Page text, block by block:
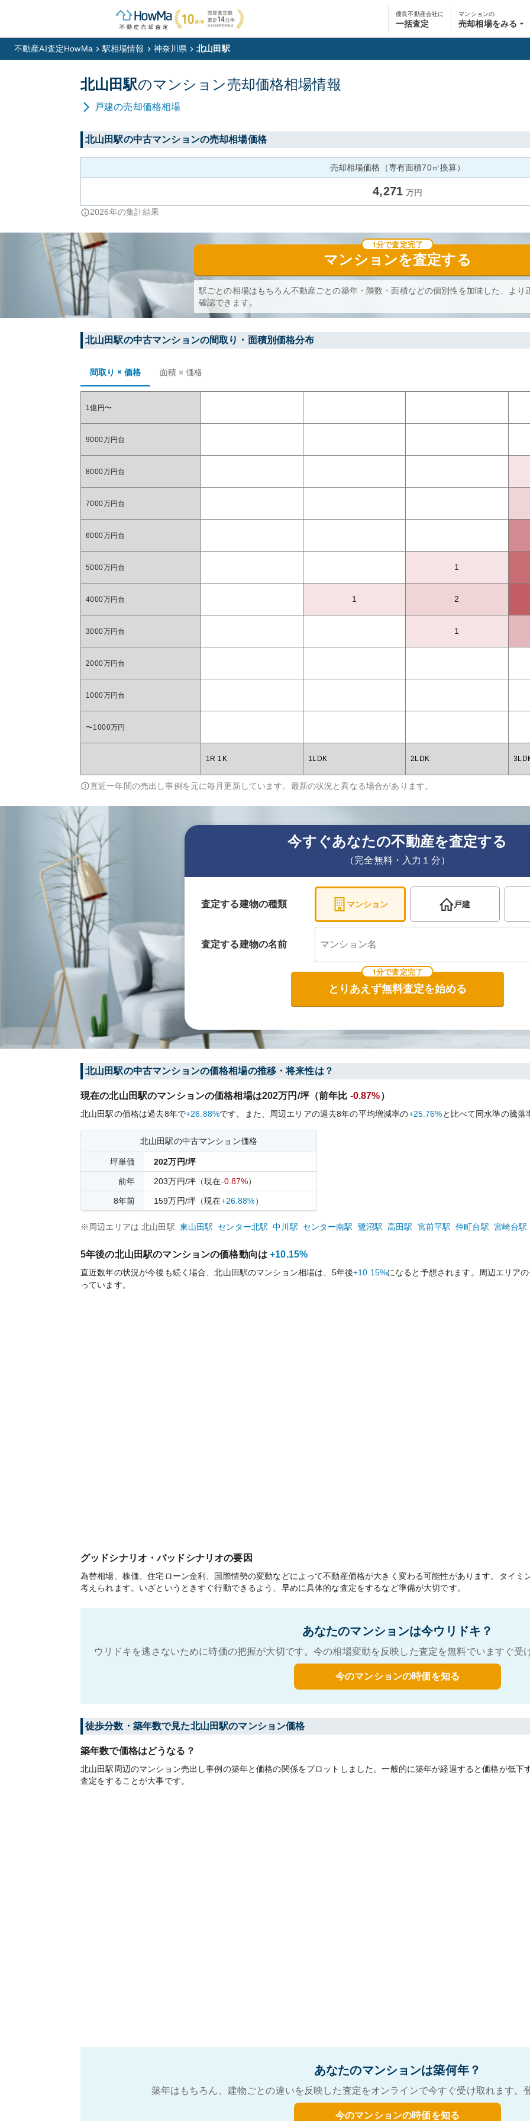
優良不動産会社に
一括査定
マンションの
売却相場をみる
不動産AI査定HowMa 駅相場情報 神奈川県 北山田駅
北山田駅のマンション売却価格相場情報
戸建の売却価格相場
北山田駅の中古マンションの売却相場価格
売却相場価格（専有面積70㎡換算）
4,271 万円
2026年の集計結果
マンションを査定する
1分で査定完了
駅ごとの相場はもちろん不動産ごとの築年・階数・面積などの個別性を加味した、より
確認できます。
北山田駅の中古マンションの間取り・面積別価格分布
間取り × 価格 面積 × 価格
1億円〜
9000万円台
8000万円台
7000万円台
6000万円台
5000万円台 1
4000万円台 1 2
3000万円台 1
2000万円台
1000万円台
〜1000万円
1R 1K 1LDK 2LDK
直近一年間の売出し事例を元に毎月更新しています。最新の状況と異なる場合があります。
今すぐあなたの不動産を査定する
（完全無料・入力１分）
査定する建物の種類 マンション 戸建
査定する建物の名前
1分で査定完了
とりあえず無料査定を始める
北山田駅の中古マンションの価格相場の推移・将来性は？
現在の北山田駅のマンションの価格相場は202万円/坪（前年比 -0.87%）
北山田駅の価格は過去8年で+26.88%です。 また、周辺エリアの過去8年の平均増減率の+25.76%と比べて同水準の騰落
北山田駅の中古マンション価格
坪単価 202万円/坪
前年 203万円/坪 （現在-0.87%）
8年前 159万円/坪 （現在+26.88%）
※周辺エリアは 北山田 駅 東山田駅 センター北駅 中川 駅 センター南駅 鷺沼駅 高田駅 宮前平駅 仲町台駅 宮崎台駅
5年後の北山田駅のマンションの価格動向は +10.15%
直近数年の状況が今後も続く場合、北山田駅のマンション相場は、5年後+10.15%になると予想されます。周辺エリア
っています。
グッドシナリオ・バッドシナリオの要因
為替相場、株価、住宅ローン金利、国際情勢の変動などによって不動産価格が大きく変わる可能性があります。タイミ
考えられます。いざというときすぐ行動できるよう、早めに具体的な査定をするなど準備が大切です。
あなたのマンションは今ウリドキ？
ウリドキを逃さないために時価の把握が大切です。今の相場変動を反映した査定を無料でいますぐ
今のマンションの時価を知る
徒歩分数・築年数で見た北山田駅のマンション価格
築年数で価格はどうなる？
北山田駅周辺のマンション売出し事例の築年と価格の関係をプロットしました。一般的に築年が経過すると価格が低下
査定をすることが大事です。
あなたのマンションは築何年？
築年はもちろん、建物ごとの違いを反映した査定をオンラインで今すぐ受け取れます。
今のマンションの時価を知る